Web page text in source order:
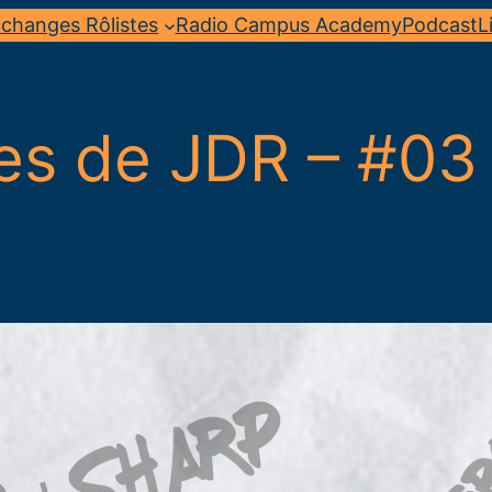
Rôlistes Radio Campus AcademyPodcast
de JDR –